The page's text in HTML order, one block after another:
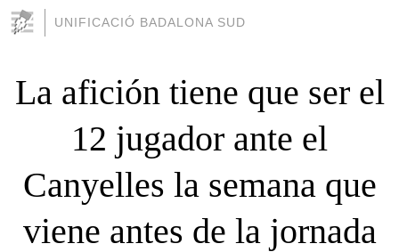
UNIFICACIÓ BADALONA SUD
La afición tiene que ser el
12 jugador ante el
Canyelles la semana que
viene antes de la jornada